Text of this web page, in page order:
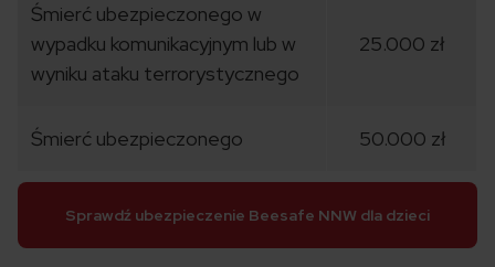
Śmierć ubezpieczonego w
wypadku komunikacyjnym lub w
wyniku ataku terrorystycznego
25.000 zł
Śmierć ubezpieczonego 50.000 zł
Sprawdź ubezpieczenie Beesafe NNW dla dzieci